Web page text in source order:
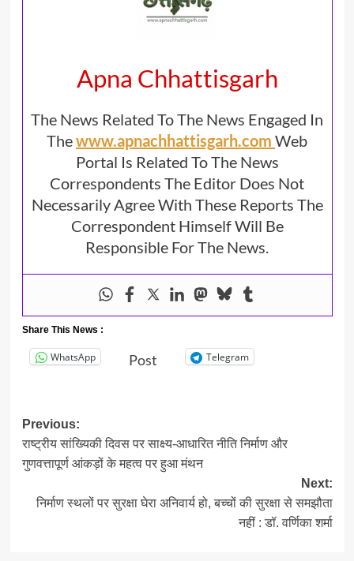
Apna Chhattisgarh
The News Related To The News Engaged In
Thewww.apnachhattisgarh.com Web
Portal Is Related To The News
Correspondents The Editor Does Not
Necessarily Agree With These Reports The
Correspondent Himself Will Be
Responsible For The News.
Share This News :
WhatsApp Post Telegram
Post
navigation
Previous:
राष्ट्रीय सांख्यिकी दिवस पर साक्ष्य-आधारित नीति निर्माण और
गुणवत्तापूर्ण आंकड़ों के महत्व पर हुआ मंथन
Next:
निर्माण स्थलों पर सुरक्षा घेरा अनिवार्य हो, बच्चों की सुरक्षा से समझौता
नहीं : डॉ. वर्णिका शर्मा